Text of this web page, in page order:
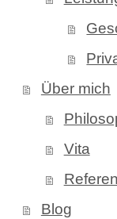
Über mich
Vita
Blog